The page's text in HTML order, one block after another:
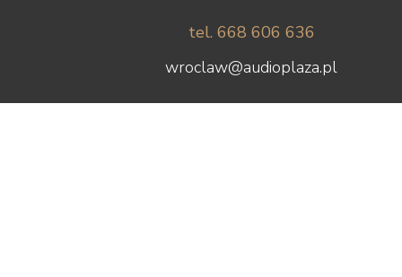
tel. 668 606 636
wroclaw@audioplaza.pl